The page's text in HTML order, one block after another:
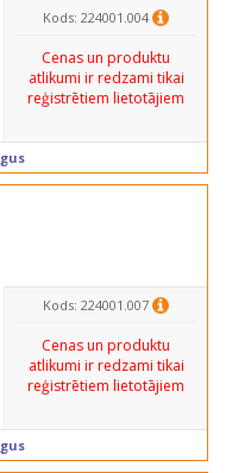
Kods: 224001.004
Cenas un produktu
atlikumi ir redzami tikai
reģistrētiem lietotājiem
Kods: 224001.007
Cenas un produktu
atlikumi ir redzami tikai
reģistrētiem lietotājiem